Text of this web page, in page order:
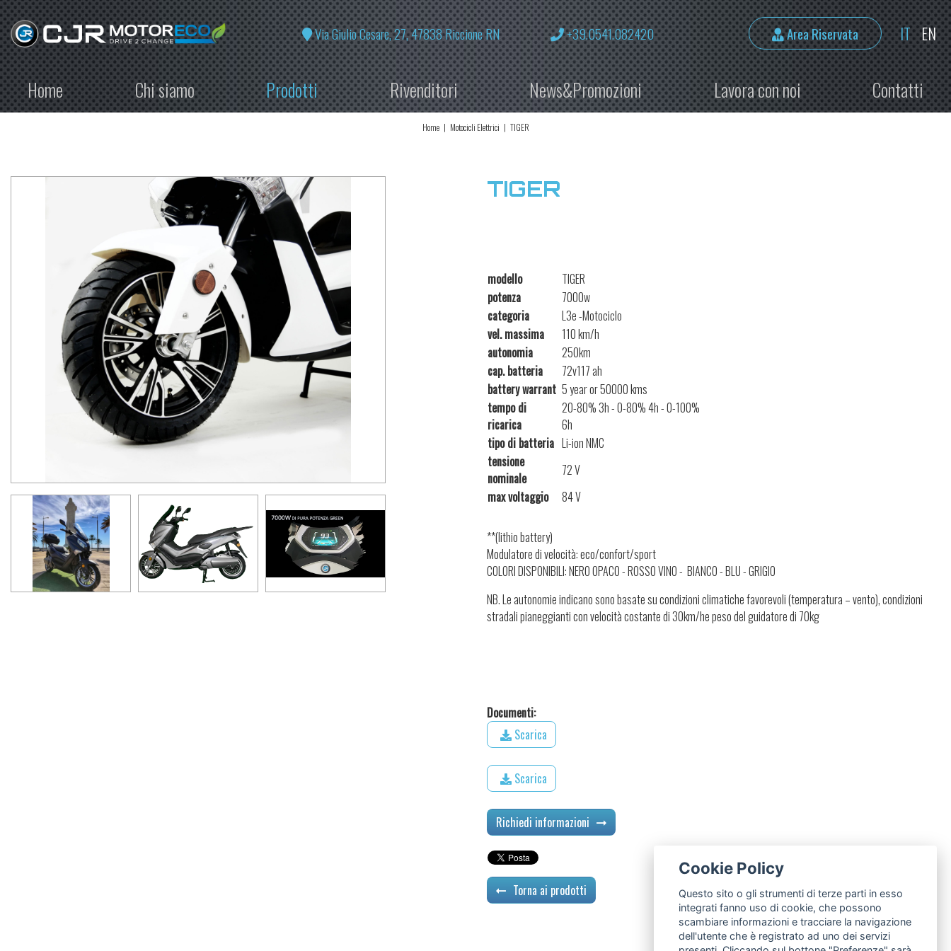
Via Giulio Cesare, 27, 47838 Riccione RN +39.0541.082420 Area Riservata IT EN
Home Chi siamo Prodotti Rivenditori News&Promozioni Lavora con noi Contatti
Home Motocicli Elettrici TIGER
TIGER
modello
TIGER
potenza
7000w
categoria
L3e -Motociclo
vel. massima
110 km/h
autonomia
250km
cap. batteria
72v117 ah
battery warrant 5 year or 50000 kms
tempo di
ricarica
20-80% 3h - 0-80% 4h - 0-100%
6h
tipo di batteria Li-ion NMC
tensione
nominale
72 V
max voltaggio
84 V
**(lithio battery)
Modulatore di velocità: eco/confort/sport
COLORI DISPONIBILI: NERO OPACO - ROSSO VINO - BIANCO - BLU - GRIGIO
NB.Le autonomie indicano sono basate su condizioni climatiche favorevoli (temperatura – vento), condizioni
stradali pianeggianti con velocità costante di 30km/he peso del guidatore di 70kg
Documenti:
Scarica
Scarica
Richiedi informazioni
Torna ai prodotti
Cookie Policy
Questo sito o gli strumenti di terze parti in esso
integrati fanno uso di cookie, che possono
scambiare informazioni e tracciare la navigazione
dell'utente che è registrato ad uno dei servizi